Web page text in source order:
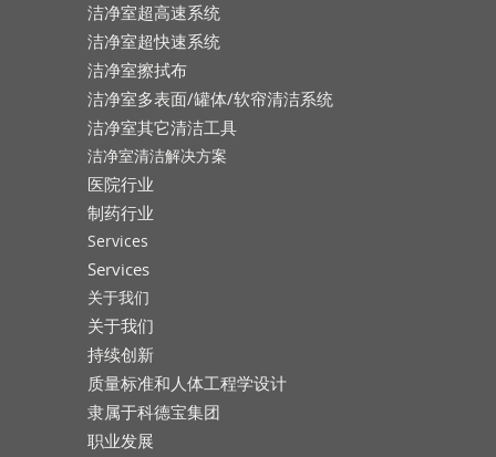
洁净室超高速系统
洁净室超快速系统
洁净室擦拭布
洁净室多表面/罐体/软帘清洁系统
洁净室其它清洁工具
洁净室清洁解决方案
医院行业
制药行业
Services
Services
关于我们
关于我们
持续创新
质量标准和人体工程学设计
隶属于科德宝集团
职业发展